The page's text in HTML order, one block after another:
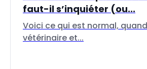
faut-il s’inquiéter (ou...
Voici ce qui est normal,
vétérinaire et...